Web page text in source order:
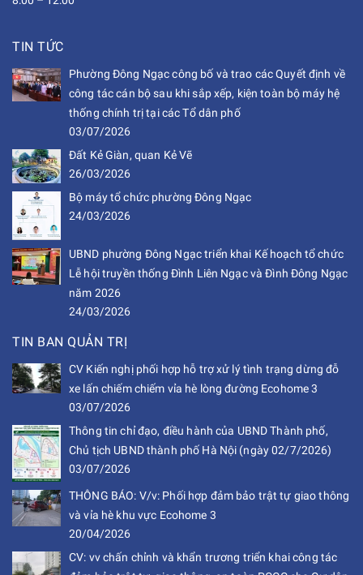
TIN TỨC
Phường Đông Ngạc công bố và trao các Quyết định về
công tác cán bộ sau khi sắp xếp, kiện toàn bộ máy hệ
thống chính trị tại các Tổ dân phố
03/07/2026
Đất Kẻ Giàn, quan Kẻ Vẽ
26/03/2026
Bộ máy tổ chức phường Đông Ngạc
24/03/2026
UBND phường Đông Ngạc triển khai Kế hoạch tổ chức
Lễ hội truyền thống Đình Liên Ngạc và Đình Đông Ngạc
năm 2026
24/03/2026
TIN BAN QUẢN TRỊ
CV Kiến nghị phối hợp hỗ trợ xử lý tình trạng dừng đỗ
xe lấn chiếm chiếm vỉa hè lòng đường Ecohome 3
03/07/2026
Thông tin chỉ đạo, điều hành của UBND Thành phố,
Chủ tịch UBND thành phố Hà Nội (ngày 02/7/2026)
03/07/2026
THÔNG BÁO: V/v: Phối hợp đảm bảo trật tự giao thông
và vỉa hè khu vực Ecohome 3
20/04/2026
CV: vv chấn chỉnh và khẩn trương triển khai công tác